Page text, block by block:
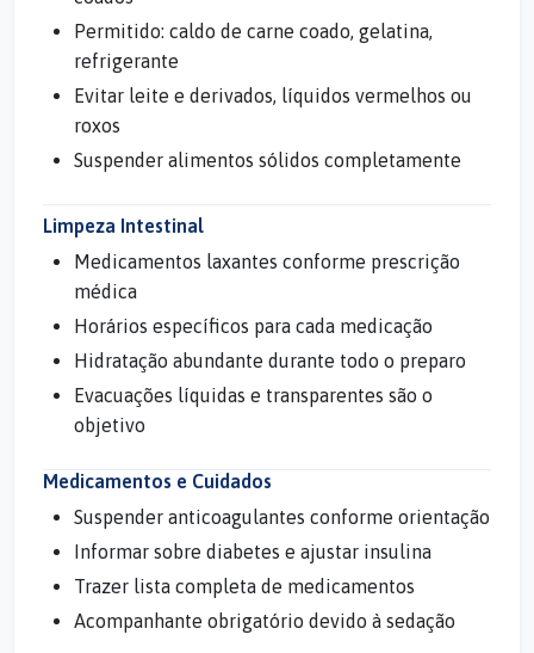
Permitido: caldo de carne coado, gelatina,
refrigerante
Evitar leite e derivados, líquidos vermelhos ou
roxos
Suspender alimentos sólidos completamente
Limpeza Intestinal
Medicamentos laxantes conforme prescrição
médica
Horários específicos para cada medicação
Hidratação abundante durante todo o preparo
Evacuações líquidas e transparentes são o
objetivo
Medicamentos e Cuidados
Suspender anticoagulantes conforme orientação
Informar sobre diabetes e ajustar insulina
Trazer lista completa de medicamentos
Acompanhante obrigatório devido à sedação